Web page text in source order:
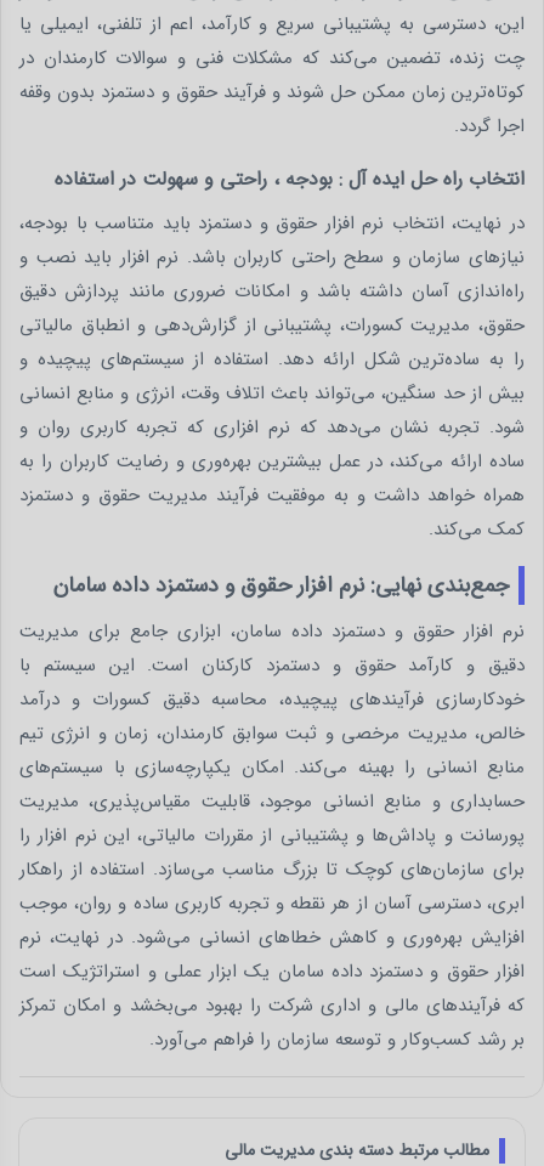
این، دسترسی به پشتیبانی سریع و کارآمد، اعم از تلفنی، ایمیلی یا
چت زنده، تضمین می‌کند که مشکلات فنی و سوالات کارمندان در
کوتاه‌ترین زمان ممکن حل شوند و فرآیند حقوق و دستمزد بدون وقفه
اجرا گردد.
انتخاب راه حل ایده آل : بودجه ، راحتی و سهولت در استفاده
در نهایت، انتخاب نرم‌ افزار حقوق و دستمزد باید متناسب با بودجه،
نیازهای سازمان و سطح راحتی کاربران باشد. نرم‌ افزار باید نصب و
راه‌اندازی آسان داشته باشد و امکانات ضروری مانند پردازش دقیق
حقوق، مدیریت کسورات، پشتیبانی از گزارش‌دهی و انطباق مالیاتی
را به ساده‌ترین شکل ارائه دهد. استفاده از سیستم‌های پیچیده و
بیش از حد سنگین، می‌تواند باعث اتلاف وقت، انرژی و منابع انسانی
شود. تجربه نشان می‌دهد که نرم‌ افزاری که تجربه کاربری روان و
ساده ارائه می‌کند، در عمل بیشترین بهره‌وری و رضایت کاربران را به
همراه خواهد داشت و به موفقیت فرآیند مدیریت حقوق و دستمزد
کمک می‌کند.
جمع‌بندی نهایی: نرم افزار حقوق و دستمزد داده سامان
نرم‌ افزار حقوق و دستمزد داده سامان، ابزاری جامع برای مدیریت
دقیق و کارآمد حقوق و دستمزد کارکنان است. این سیستم با
خودکارسازی فرآیندهای پیچیده، محاسبه دقیق کسورات و درآمد
خالص، مدیریت مرخصی و ثبت سوابق کارمندان، زمان و انرژی تیم
منابع انسانی را بهینه می‌کند. امکان یکپارچه‌سازی با سیستم‌های
حسابداری و منابع انسانی موجود، قابلیت مقیاس‌پذیری، مدیریت
پورسانت و پاداش‌ها و پشتیبانی از مقررات مالیاتی، این نرم‌ افزار را
برای سازمان‌های کوچک تا بزرگ مناسب می‌سازد. استفاده از راهکار
ابری، دسترسی آسان از هر نقطه و تجربه کاربری ساده و روان، موجب
افزایش بهره‌وری و کاهش خطاهای انسانی می‌شود. در نهایت، نرم‌
افزار حقوق و دستمزد داده سامان یک ابزار عملی و استراتژیک است
که فرآیندهای مالی و اداری شرکت را بهبود می‌بخشد و امکان تمرکز
بر رشد کسب‌وکار و توسعه سازمان را فراهم می‌آورد.
مطالب مرتبط دسته بندی مدیریت مالی